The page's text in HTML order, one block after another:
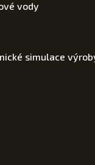
vody
simulace